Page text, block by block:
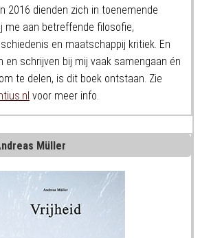
2016 dienden zich in toenemende
me aan betreffende filosofie,
en maatschappij kritiek. En
en schrijven bij mij vaak samengaan én
te delen, is dit boek ontstaan. Zie
voor meer info.
Müller